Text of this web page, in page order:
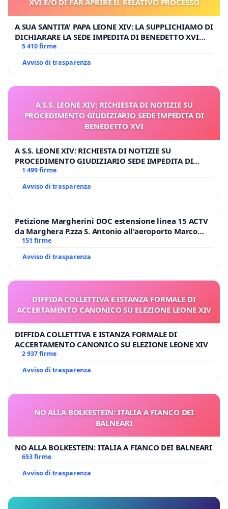
A SUA SANTITA' PAPA LEONE XIV: LA SUPPLICHIAMO DI
DICHIARARE LA SEDE IMPEDITA DI BENEDETTO XVI
E/O DI FAR APRIRE IL RELATIVO PROCESSO
5 410 firme
Avviso di trasparenza
A S.S. LEONE XIV: RICHIESTA DI NOTIZIE SU
PROCEDIMENTO GIUDIZIARIO SEDE IMPEDITA DI
BENEDETTO XVI
A S.S. LEONE XIV: RICHIESTA DI NOTIZIE SU
PROCEDIMENTO GIUDIZIARIO SEDE IMPEDITA DI
BENEDETTO XVI
1 499 firme
Avviso di trasparenza
Petizione Margherini DOC estensione linea 15 ACTV
da Marghera P.zza S. Antonio all'aeroporto Marco
Polo tariffa a € 1,50
151 firme
Avviso di trasparenza
DIFFIDA COLLETTIVA E ISTANZA FORMALE DI
ACCERTAMENTO CANONICO SU ELEZIONE LEONE XIV
DIFFIDA COLLETTIVA E ISTANZA FORMALE DI
ACCERTAMENTO CANONICO SU ELEZIONE LEONE XIV
2 937 firme
Avviso di trasparenza
NO ALLA BOLKESTEIN: ITALIA A FIANCO DEI
BALNEARI
NO ALLA BOLKESTEIN: ITALIA A FIANCO DEI BALNEARI
653 firme
Avviso di trasparenza